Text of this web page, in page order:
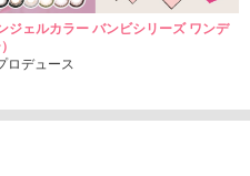
ェルカラー バンビシリーズ ワンデ
ロデュース